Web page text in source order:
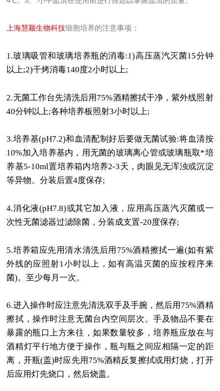
上海慧颖生物科技细胞培养的注意事项：
1.玻璃吸管和玻璃培养瓶的消毒:1)高压蒸汽灭菌15分钟
以上;2)干烤消毒140度2小时以上;
2.无菌工作台先清洗后用 75%酒精擦拭干净，紫外线照射
40分钟以上;各种培养板照射3小时以上;
3.培养基(pH7.2)和血清配制好后要做无菌试验:将血清按
10%加入培养基内，用无菌的玻璃离心管或玻璃瓶取*培
养基5-10ml置培养箱内培养2-3天，肉眼见无浑浊或沉淀
等异物。分装后置4度保存;
4.消化液(pH7.8)或其它加入液，应用高压蒸汽灭菌或一
次性无菌滤器过滤除菌，分装成支置-20度保存;
5.培养箱应先用清水清洗后用 75%酒精擦拭一遍(如有紫
外线的应照射1 小时以上，如有高温灭菌的应按程序来
菌)。至少每月一次。
6.进入操作时应注意先清洗双手及手腕，然后用 75%酒精
擦拭，操作时注意无菌台内空间层次。手及物品不要在
暴露的瓶口上方来往，如果数量较多，培养瓶应放在与
酒精灯平行地方便于操作，瓶与瓶之间应相隔一定的距
离，开瓶(盖)时应先用 75%酒精反复擦拭或用灯烧，打开
后应用灯先烧口，然后烧盖。